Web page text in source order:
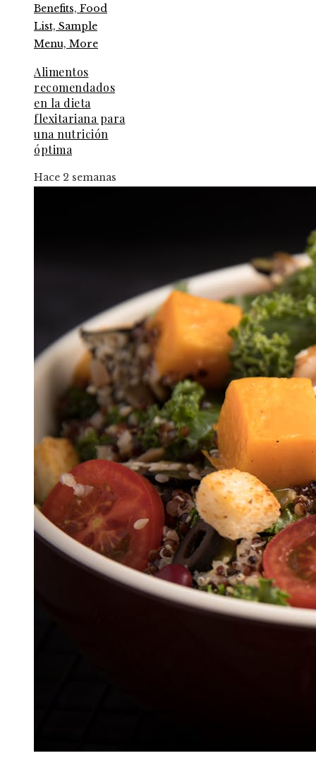
Alimentos
recomendados
en la dieta
flexitariana para
una nutrición
óptima
Hace 2 semanas